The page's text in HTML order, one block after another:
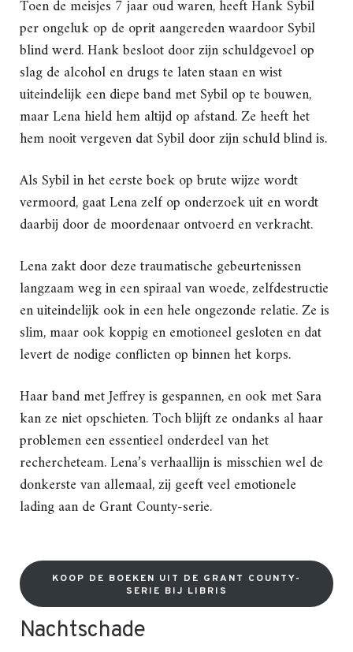
Toen de meisjes 7 jaar oud waren, heeft Hank Sybil
per ongeluk op de oprit aangereden waardoor Sybil
blind werd. Hank besloot door zijn schuldgevoel op
slag de alcohol en drugs te laten staan en wist
uiteindelijk een diepe band met Sybil op te bouwen,
maar Lena hield hem altijd op afstand. Ze heeft het
hem nooit vergeven dat Sybil door zijn schuld blind is.
Als Sybil in het eerste boek op brute wijze wordt
vermoord, gaat Lena zelf op onderzoek uit en wordt
daarbij door de moordenaar ontvoerd en verkracht.
Lena zakt door deze traumatische gebeurtenissen
langzaam weg in een spiraal van woede, zelfdestructie
en uiteindelijk ook in een hele ongezonde relatie. Ze is
slim, maar ook koppig en emotioneel gesloten en dat
levert de nodige conflicten op binnen het korps.
Haar band met Jeffrey is gespannen, en ook met Sara
kan ze niet opschieten. Toch blijft ze ondanks al haar
problemen een essentieel onderdeel van het
rechercheteam. Lena’s verhaallijn is misschien wel de
donkerste van allemaal, zij geeft veel emotionele
lading aan de Grant County-serie.
KOOP DE BOEKEN UIT DE GRANT COUNTY-
SERIE BIJ LIBRIS
Nachtschade